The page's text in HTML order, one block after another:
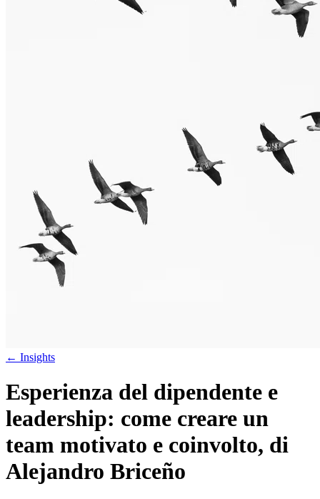
← Insights
Esperienza del dipendente e
leadership: come creare un
team motivato e coinvolto, di
Alejandro Briceño